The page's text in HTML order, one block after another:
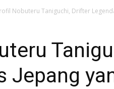
Nobuteru Taniguchi, Drifter
Jepang